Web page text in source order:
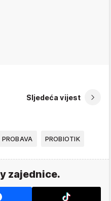
Sljedeća vijest
PROBAVA PROBIOTIK
zajednice.